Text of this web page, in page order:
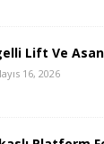
Lift Ve
16, 2026